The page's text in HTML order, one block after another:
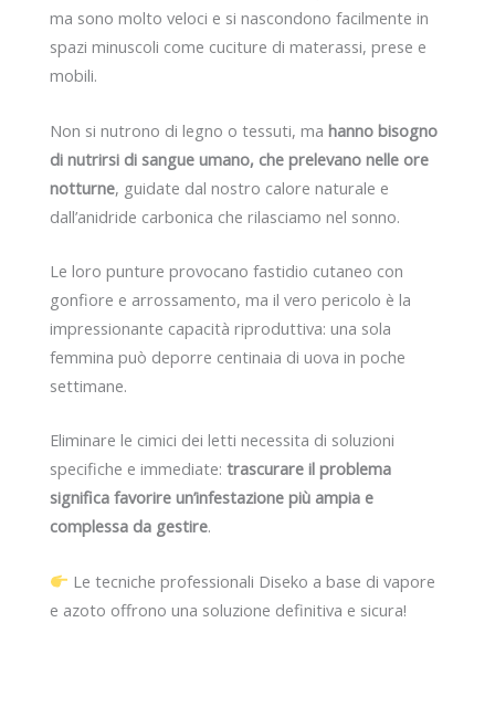
ma sono molto veloci e si nascondono facilmente in
spazi minuscoli come cuciture di materassi, prese e
mobili.
Non si nutrono di legno o tessuti, ma hanno bisogno
di nutrirsi di sangue umano, che prelevano nelle ore
notturne, guidate dal nostro calore naturale e
dall’anidride carbonica che rilasciamo nel sonno.
Le loro punture provocano fastidio cutaneo con
gonfiore e arrossamento, ma il vero pericolo è la
impressionante capacità riproduttiva: una sola
femmina può deporre centinaia di uova in poche
settimane.
Eliminare le cimici dei letti necessita di soluzioni
specifiche e immediate: trascurare il problema
significa favorire un’infestazione più ampia e
complessa da gestire.
Le tecniche professionali Diseko a base di vapore
e azoto offrono una soluzione definitiva e sicura!